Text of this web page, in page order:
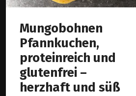
Mungobohnen
Pfannkuchen,
proteinreich und
glutenfrei –
herzhaft und süß